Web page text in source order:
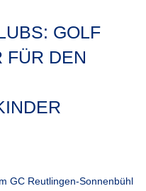
GOLF
FÜR DEN
GC Reutlingen-Sonnenbühl